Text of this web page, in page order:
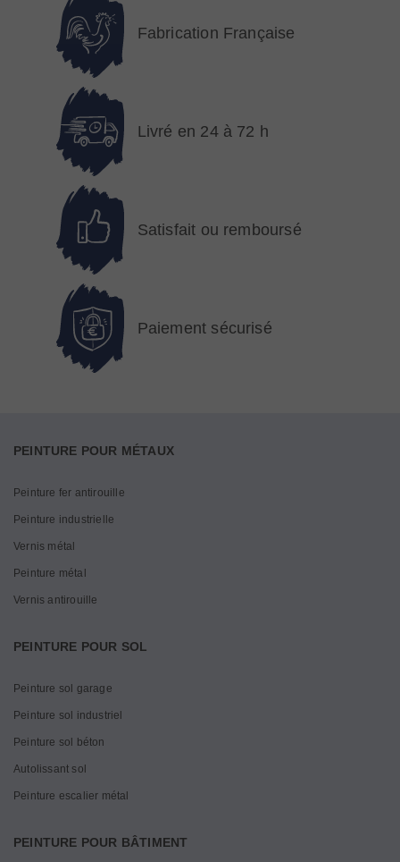
Fabrication Française
Livré en 24 à 72 h
Satisfait ou remboursé
Paiement sécurisé
PEINTURE POUR MÉTAUX
Peinture fer antirouille
Peinture industrielle
Vernis métal
Peinture métal
Vernis antirouille
PEINTURE POUR SOL
Peinture sol garage
Peinture sol industriel
Peinture sol béton
Autolissant sol
Peinture escalier métal
PEINTURE POUR BÂTIMENT